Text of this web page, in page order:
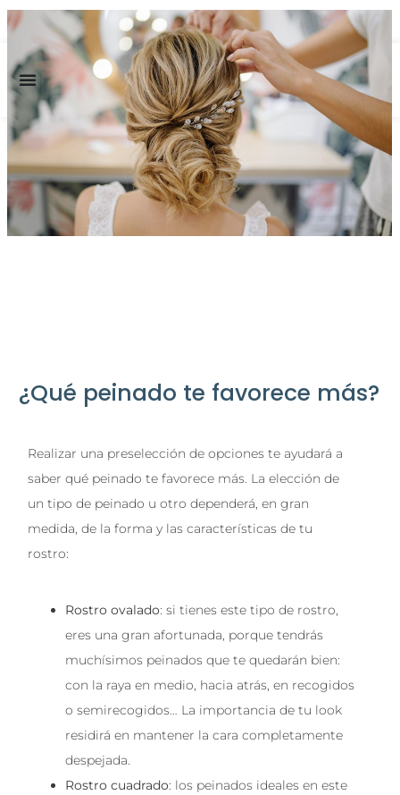
✨ Envío GRATUITO a partir de 150€ ✨
0
¿Qué peinado te favorece más?
Realizar una preselección de opciones te ayudará a
saber qué peinado te favorece más. La elección de
un tipo de peinado u otro dependerá, en gran
medida, de la forma y las características de tu
rostro:
Rostro ovalado: si tienes este tipo de rostro,
eres una gran afortunada, porque tendrás
muchísimos peinados que te quedarán bien:
con la raya en medio, hacia atrás, en recogidos
o semirecogidos… La importancia de tu look
residirá en mantener la cara completamente
despejada.
Rostro cuadrado: los peinados ideales en este